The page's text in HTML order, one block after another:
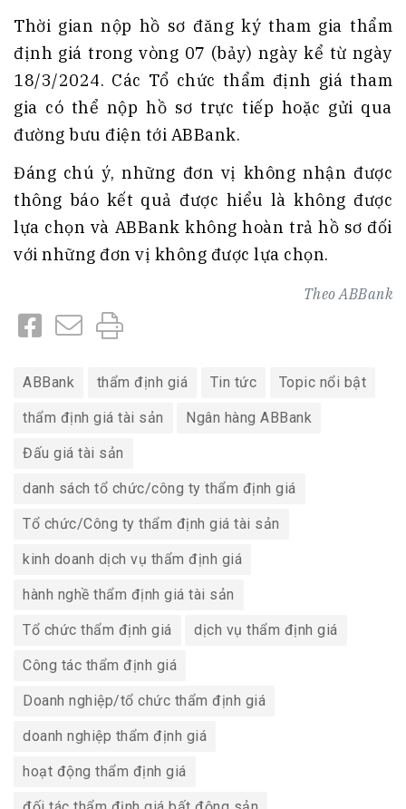
Thời gian nộp hồ sơ đăng ký tham gia thẩm
định giá trong vòng 07 (bảy) ngày kể từ ngày
18/3/2024. Các Tổ chức thẩm định giá tham
gia có thể nộp hồ sơ trực tiếp hoặc gửi qua
đường bưu điện tới ABBank.
Đáng chú ý, những đơn vị không nhận được
thông báo kết quả được hiểu là không được
lựa chọn và ABBank không hoàn trả hồ sơ đối
với những đơn vị không được lựa chọn.
TheoABBank
ABBank thẩm định giá Tin tức Topic nổi bật
thẩm định giá tài sản Ngân hàng ABBank
Đấu giá tài sản
danh sách tổ chức/công ty thẩm định giá
Tổ chức/Công ty thẩm định giá tài sản
kinh doanh dịch vụ thẩm định giá
hành nghề thẩm định giá tài sản
Tổ chức thẩm định giá dịch vụ thẩm định giá
Công tác thẩm định giá
Doanh nghiệp/tổ chức thẩm định giá
doanh nghiệp thẩm định giá
hoạt động thẩm định giá